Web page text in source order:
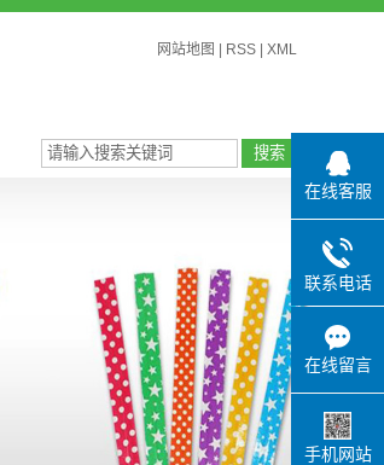
网站地图 RSS XML
在线客服
联系电话
在线留言
手机网站